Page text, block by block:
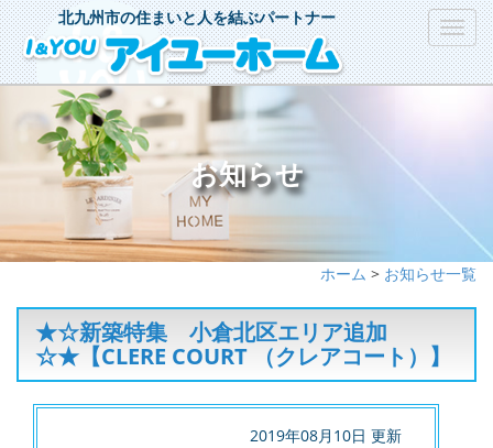
北九州市の住まいと人を結ぶパートナー
お知らせ
ホーム > お知らせ一覧
★☆新築特集 小倉北区エリア追加
☆★【CLERE COURT （クレアコート）】
2019年08月10日 更新